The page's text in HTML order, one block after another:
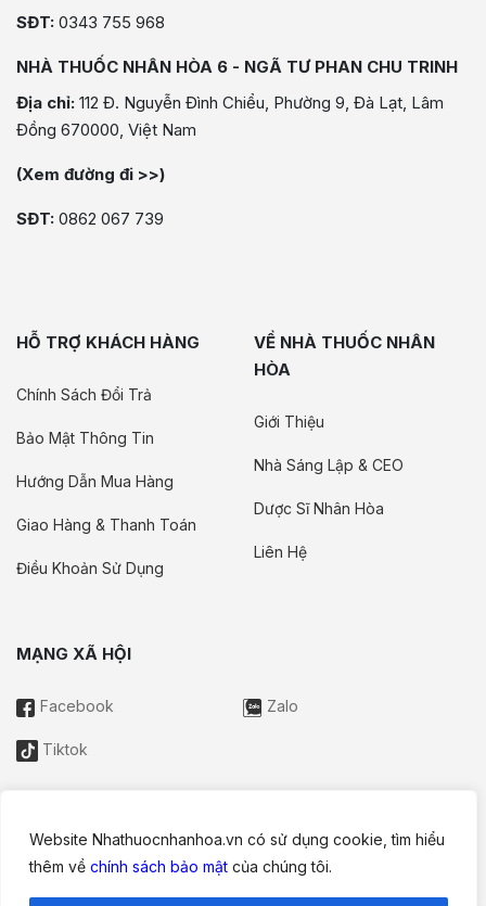
Website Nhathuocnhanhoa.vn có sử dụng cookie, tìm hiểu
thêm về chính sách bảo mật của chúng tôi.
SĐT: 0343 755 968
NHÀ THUỐC NHÂN HÒA 6 - NGÃ TƯ PHAN CHU TRINH
Địa chỉ: 112 Đ. Nguyễn Đình Chiểu, Phường 9, Đà Lạt, Lâm
Đồng 670000, Việt Nam
(Xem đường đi >>)
SĐT: 0862 067 739
HỖ TRỢ KHÁCH HÀNG
Chính Sách Đổi Trả
Bảo Mật Thông Tin
Hướng Dẫn Mua Hàng
Giao Hàng & Thanh Toán
Điều Khoản Sử Dụng
VỀ NHÀ THUỐC NHÂN
HÒA
Giới Thiệu
Nhà Sáng Lập & CEO
Dược Sĩ Nhân Hòa
Liên Hệ
MẠNG XÃ HỘI
Facebook Zalo
Tiktok
Thông tin trên website này chỉ mang tính chất nội bộ tham khảo;